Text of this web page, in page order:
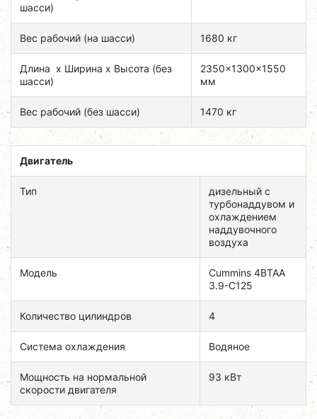
шасси)
Вес рабочий (на шасси) 1680 кг
Длина х Ширина х Высота (без
шасси)
2350x1300x1550
мм
Вес рабочий (без шасси) 1470 кг
Двигатель
Тип
дизельный с
турбонаддувом и
охлаждением
наддувочного
воздуха
Модель
Cummins 4BTAA
3.9-C125
Количество цилиндров 4
Система охлаждения Водяное
Мощность на нормальной
скорости двигателя
93 кВт